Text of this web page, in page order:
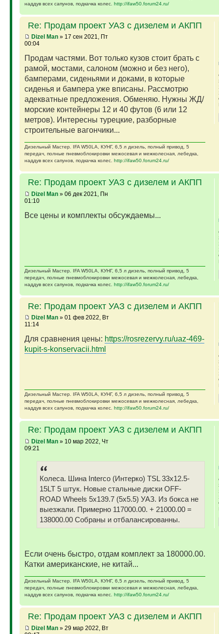
наддув всех сапунов, подкачка колес. http://ifaw50.forum24.ru/
Re: Продам проект УАЗ с дизелем и АКПП
Dizel Man» 17 сен 2021, Пт
00:04
Продам частями. Вот только кузов стоит брать с
рамой, мостами, салоном (можно и без него),
бамперами, сиденьями и доками, в которые
сиденья и бампера уже вписаны. Рассмотрю
адекватные предложения. Обменяю. Нужны ЖД/
морские контейнеры 12 и 40 футов (6 или 12
метров). Интересны турецкие, разборные
строительные вагончики...
Дизельный Мастер. IFA W50LA, КУНГ, 6,5 л дизель, полный привод, 5
передач, полные пневмоблокировки межосевая и межколесная, лебедка,
наддув всех сапунов, подкачка колес. http://ifaw50.forum24.ru/
Re: Продам проект УАЗ с дизелем и АКПП
Dizel Man» 06 дек 2021, Пн
01:10
Все цены и комплекты обсуждаемы...
Дизельный Мастер. IFA W50LA, КУНГ, 6,5 л дизель, полный привод, 5
передач, полные пневмоблокировки межосевая и межколесная, лебедка,
наддув всех сапунов, подкачка колес. http://ifaw50.forum24.ru/
Re: Продам проект УАЗ с дизелем и АКПП
Dizel Man» 01 фев 2022, Вт
11:14
Для сравнения цены: https://rosrezervy.ru/uaz-469-
kupit-s-konservacii.html
Дизельный Мастер. IFA W50LA, КУНГ, 6,5 л дизель, полный привод, 5
передач, полные пневмоблокировки межосевая и межколесная, лебедка,
наддув всех сапунов, подкачка колес. http://ifaw50.forum24.ru/
Re: Продам проект УАЗ с дизелем и АКПП
Dizel Man» 10 мар 2022, Чт
09:21
Колеса. Шина Interco (Интерко) TSL 33x12.5-
15LT 5 штук. Новые стальные диски OFF-
ROAD Wheels 5x139.7 (5x5.5) УАЗ. Из бокса не
выезжали. Примерно 117000.00. + 21000.00 =
138000.00 Собраны и отбалансированны.
Если очень быстро, отдам комплект за 180000.00.
Катки американские, не китай...
Дизельный Мастер. IFA W50LA, КУНГ, 6,5 л дизель, полный привод, 5
передач, полные пневмоблокировки межосевая и межколесная, лебедка,
наддув всех сапунов, подкачка колес. http://ifaw50.forum24.ru/
Re: Продам проект УАЗ с дизелем и АКПП
Dizel Man» 29 мар 2022, Вт